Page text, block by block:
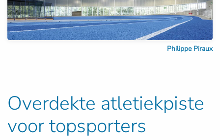
Philippe Piraux
Overdekte atletiekpiste
voor topsporters